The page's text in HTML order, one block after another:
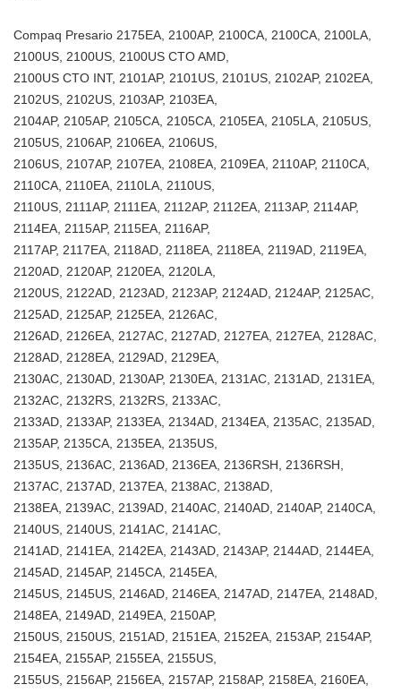
Compaq Presario 2175EA, 2100AP, 2100CA, 2100CA, 2100LA,
2100US, 2100US, 2100US CTO AMD,
2100US CTO INT, 2101AP, 2101US, 2101US, 2102AP, 2102EA,
2102US, 2102US, 2103AP, 2103EA,
2104AP, 2105AP, 2105CA, 2105CA, 2105EA, 2105LA, 2105US,
2105US, 2106AP, 2106EA, 2106US,
2106US, 2107AP, 2107EA, 2108EA, 2109EA, 2110AP, 2110CA,
2110CA, 2110EA, 2110LA, 2110US,
2110US, 2111AP, 2111EA, 2112AP, 2112EA, 2113AP, 2114AP,
2114EA, 2115AP, 2115EA, 2116AP,
2117AP, 2117EA, 2118AD, 2118EA, 2118EA, 2119AD, 2119EA,
2120AD, 2120AP, 2120EA, 2120LA,
2120US, 2122AD, 2123AD, 2123AP, 2124AD, 2124AP, 2125AC,
2125AD, 2125AP, 2125EA, 2126AC,
2126AD, 2126EA, 2127AC, 2127AD, 2127EA, 2127EA, 2128AC,
2128AD, 2128EA, 2129AD, 2129EA,
2130AC, 2130AD, 2130AP, 2130EA, 2131AC, 2131AD, 2131EA,
2132AC, 2132RS, 2132RS, 2133AC,
2133AD, 2133AP, 2133EA, 2134AD, 2134EA, 2135AC, 2135AD,
2135AP, 2135CA, 2135EA, 2135US,
2135US, 2136AC, 2136AD, 2136EA, 2136RSH, 2136RSH,
2137AC, 2137AD, 2137EA, 2138AC, 2138AD,
2138EA, 2139AC, 2139AD, 2140AC, 2140AD, 2140AP, 2140CA,
2140US, 2140US, 2141AC, 2141AC,
2141AD, 2141EA, 2142EA, 2143AD, 2143AP, 2144AD, 2144EA,
2145AD, 2145AP, 2145CA, 2145EA,
2145US, 2145US, 2146AD, 2146EA, 2147AD, 2147EA, 2148AD,
2148EA, 2149AD, 2149EA, 2150AP,
2150US, 2150US, 2151AD, 2151EA, 2152EA, 2153AP, 2154AP,
2154EA, 2155AP, 2155EA, 2155US,
2155US, 2156AP, 2156EA, 2157AP, 2158AP, 2158EA, 2160EA,